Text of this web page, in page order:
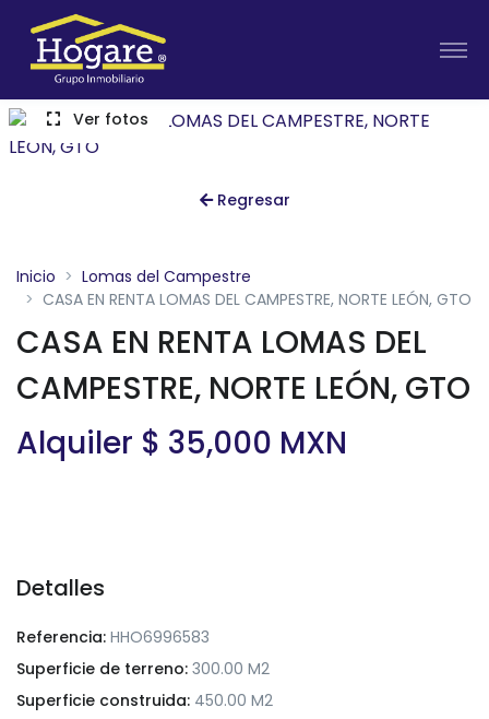
Ver fotos
Regresar
Inicio
Lomas del Campestre
CASA EN RENTA LOMAS DEL CAMPESTRE, NORTE LEÓN, GTO
CASA EN RENTA LOMAS DEL
CAMPESTRE, NORTE LEÓN, GTO
Alquiler $ 35,000 MXN
Detalles
Referencia: HHO6996583
Superficie de terreno: 300.00 M2
Superficie construida: 450.00 M2